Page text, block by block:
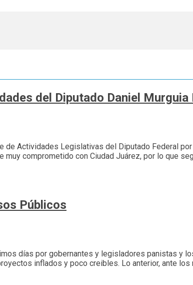
del Diputado Daniel Murguia
de Actividades Legislativas del Diputado Federal
muy comprometido con Ciudad Juárez, por lo que
Públicos
días por gobernantes y legisladores panistas y
inflados y poco creibles. Lo anterior, ante